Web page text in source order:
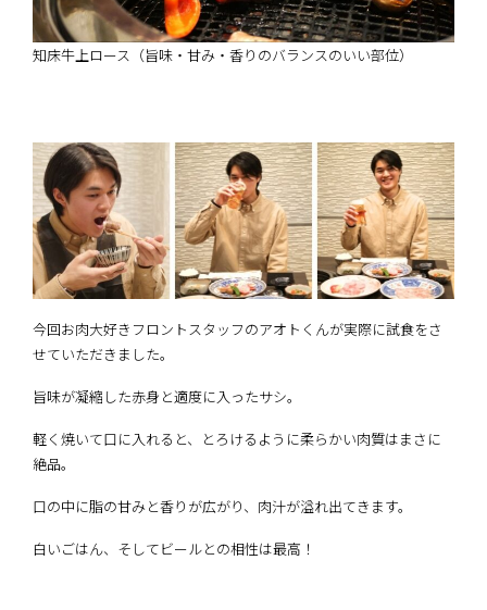
知床牛上ロース（旨味・甘み・香りのバランスのいい部位）
今回お肉大好きフロントスタッフのアオトくんが実際に試食をさ
せていただきました。
旨味が凝縮した赤身と適度に入ったサシ。
軽く焼いて口に入れると、とろけるように柔らかい肉質はまさに
絶品。
口の中に脂の甘みと香りが広がり、肉汁が溢れ出てきます。
白いごはん、そしてビールとの相性は最高！